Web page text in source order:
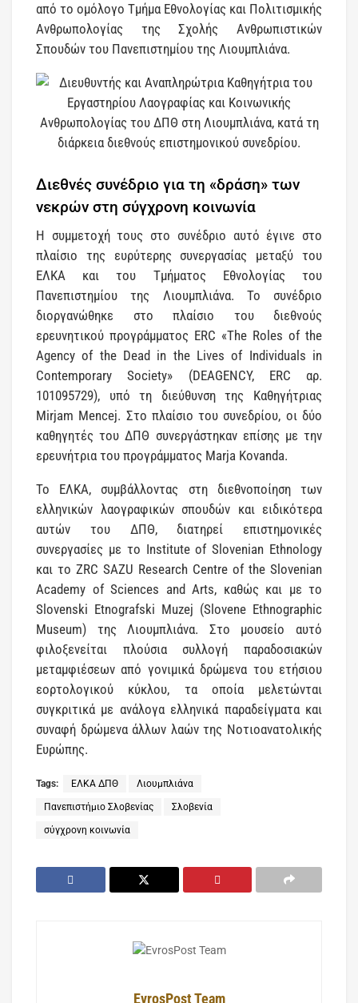
από το ομόλογο Τμήμα Εθνολογίας και Πολιτισμικής
Ανθρωπολογίας της Σχολής Ανθρωπιστικών
Σπουδών του Πανεπιστημίου της Λιουμπλιάνα.
Διεθνές συνέδριο για τη «δράση» των
νεκρών στη σύγχρονη κοινωνία
Η συμμετοχή τους στο συνέδριο αυτό έγινε στο
πλαίσιο της ευρύτερης συνεργασίας μεταξύ του
ΕΛΚΑ και του Τμήματος Εθνολογίας του
Πανεπιστημίου της Λιουμπλιάνα. Το συνέδριο
διοργανώθηκε στο πλαίσιο του διεθνούς
ερευνητικού προγράμματος ERC «The Roles of the
Agency of the Dead in the Lives of Individuals in
Contemporary Society» (DEAGENCY, ERC αρ.
101095729), υπό τη διεύθυνση της Καθηγήτριας
Mirjam Mencej. Στο πλαίσιο του συνεδρίου, οι δύο
καθηγητές του ΔΠΘ συνεργάστηκαν επίσης με την
ερευνήτρια του προγράμματος Marja Kovanda.
Το ΕΛΚΑ, συμβάλλοντας στη διεθνοποίηση των
ελληνικών λαογραφικών σπουδών και ειδικότερα
αυτών του ΔΠΘ, διατηρεί επιστημονικές
συνεργασίες με το Institute of Slovenian Ethnology
και το ZRC SAZU Research Centre of the Slovenian
Academy of Sciences and Arts, καθώς και με το
Slovenski Etnografski Muzej (Slovene Ethnographic
Museum) της Λιουμπλιάνα. Στο μουσείο αυτό
φιλοξενείται πλούσια συλλογή παραδοσιακών
μεταμφιέσεων από γονιμικά δρώμενα του ετήσιου
εορτολογικού κύκλου, τα οποία μελετώνται
συγκριτικά με ανάλογα ελληνικά παραδείγματα και
συναφή δρώμενα άλλων λαών της Νοτιοανατολικής
Ευρώπης.
Tags: ΕΛΚΑ ΔΠΘ Λιουμπλιάνα
Πανεπιστήμιο Σλοβενίας Σλοβενία
σύγχρονη κοινωνία
EvrosPost Team